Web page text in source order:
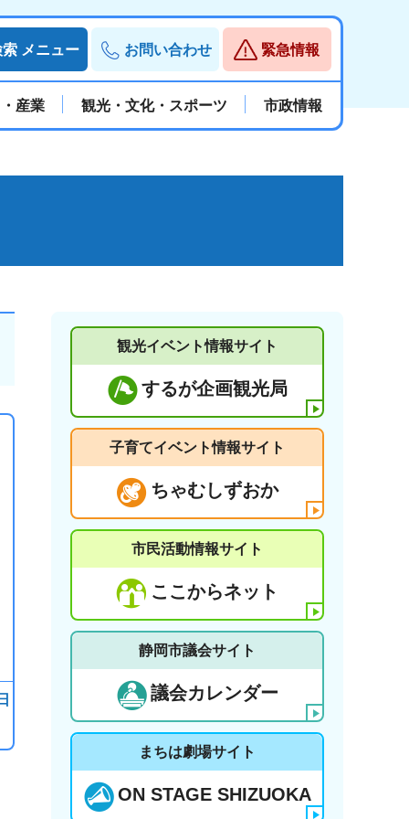
索 メニュー お問い合わせ 緊急情報
産業 観光・文化・スポーツ 市政情報
観光イベント情報サイト
するが企画観光局
子育てイベント情報サイト
ちゃむしずおか
市民活動情報サイト
ここからネット
静岡市議会サイト
議会カレンダー
まちは劇場サイト
ON STAGE SHIZUOKA